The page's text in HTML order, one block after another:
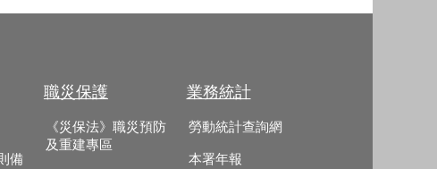
備
職災保護
《災保法》職災預防
及重建專區
業務統計
勞動統計查詢網
本署年報